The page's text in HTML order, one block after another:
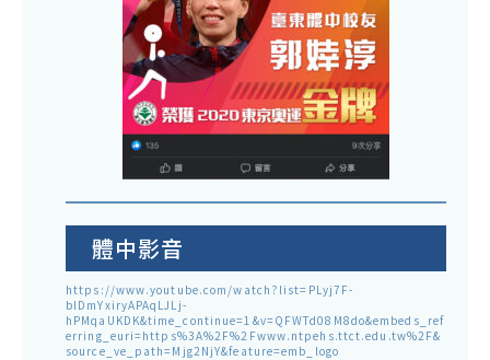
體中影音
https://www.youtube.com/watch?list=PLyj7F-
blDmYxiryAPAqLJLj-
hPMqaUKDK&time_continue=1&v=QFWTd08M8do&embeds_ref
erring_euri=https%3A%2F%2Fwww.ntpehs.ttct.edu.tw%2F&
source_ve_path=Mjg2NjY&feature=emb_logo